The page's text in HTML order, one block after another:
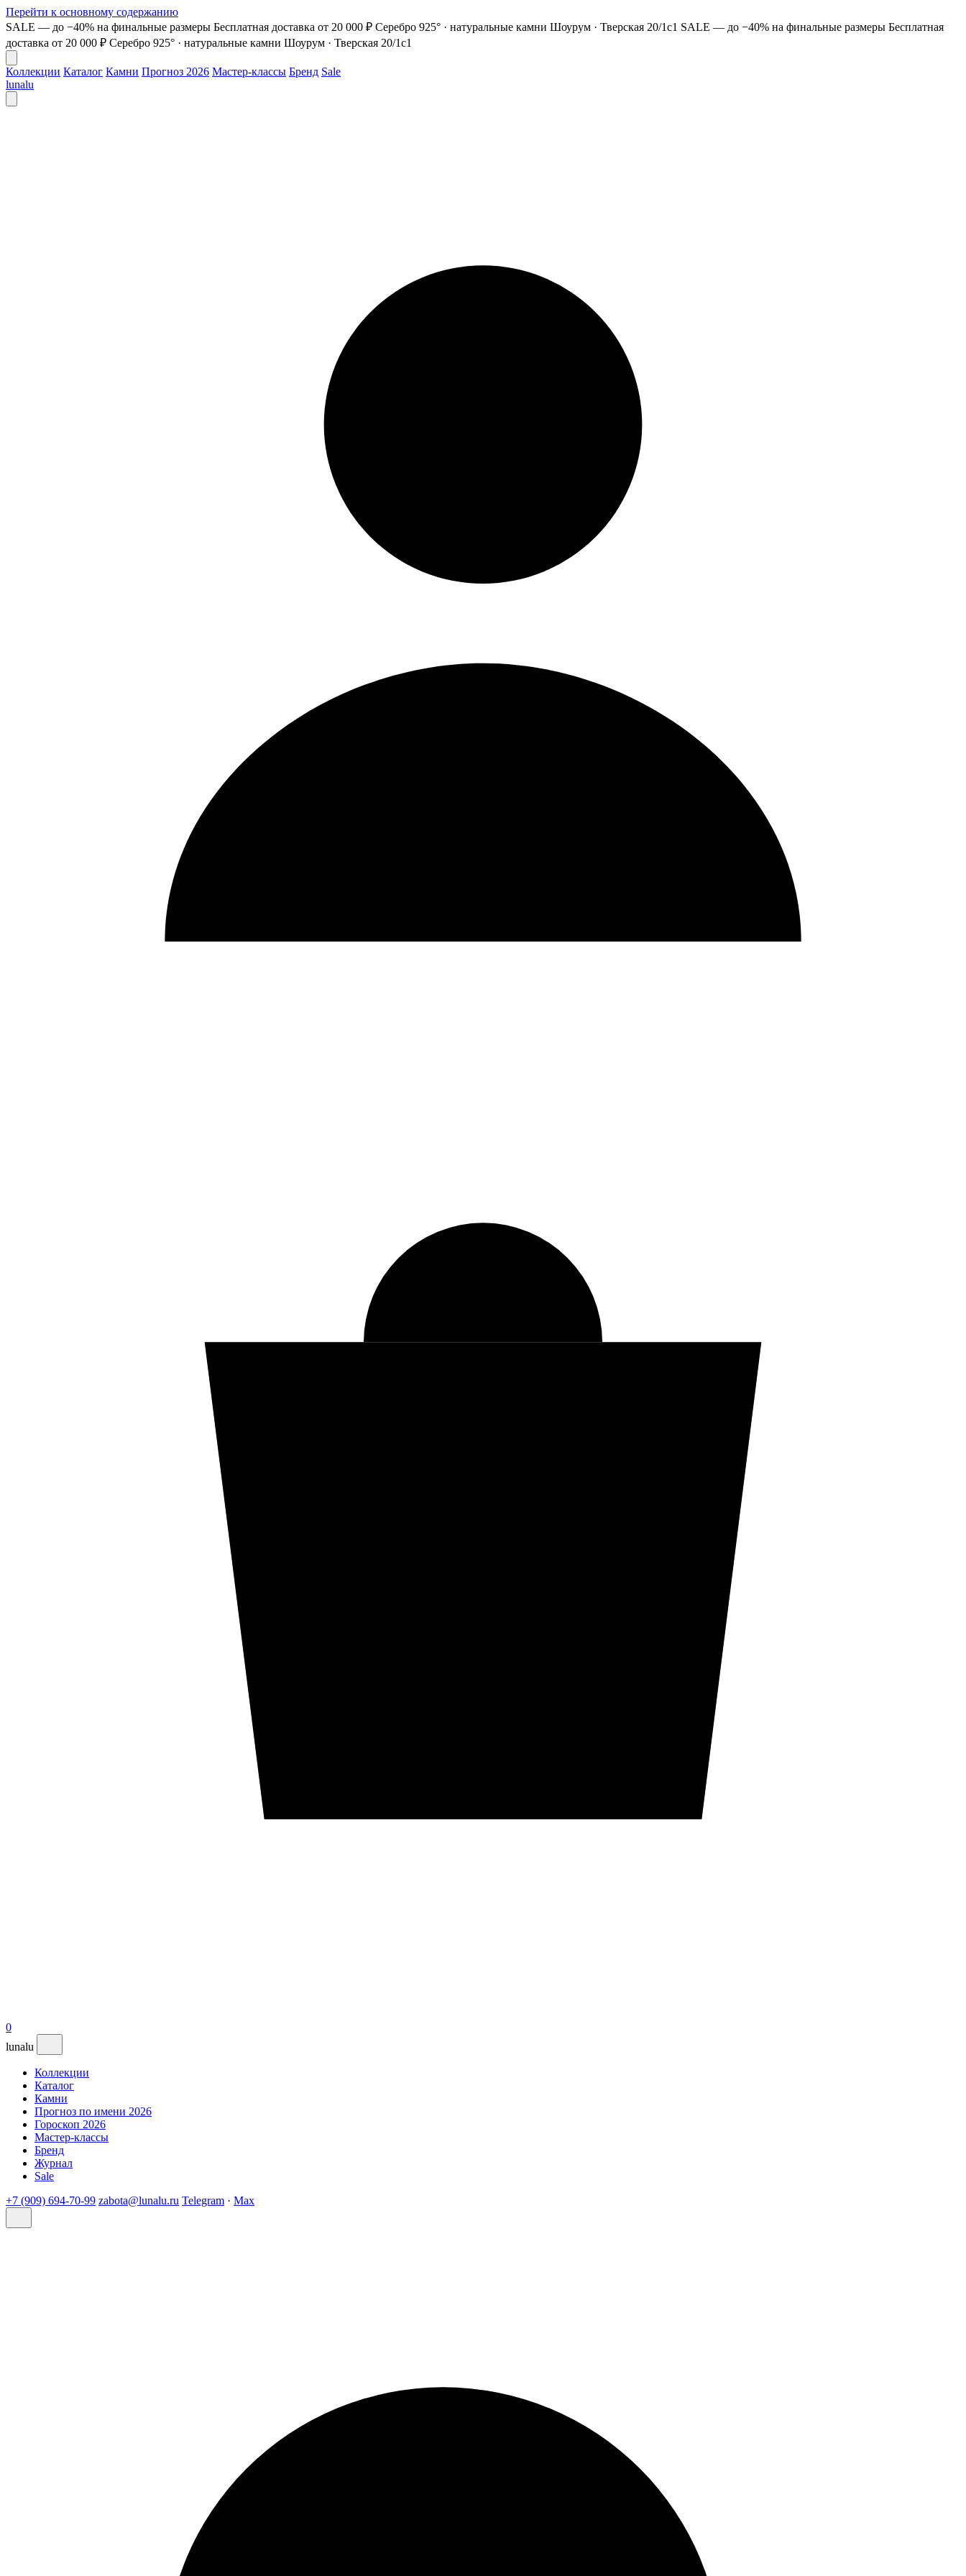
Перейти к основному содержанию
SALE — до −40% на финальные размеры Бесплатная доставка от 20 000 ₽ Серебро 925° · натуральные камни Шоурум · Тверская 20/1с1 SALE — до −40% на финальные размеры Бесплатная
доставка от 20 000 ₽ Серебро 925° · натуральные камни Шоурум · Тверская 20/1с1
Коллекции Каталог Камни Прогноз 2026 Мастер-классы Бренд Sale
lunalu
0
lunalu
Коллекции
Каталог
Камни
Прогноз по имени 2026
Гороскоп 2026
Мастер-классы
Бренд
Журнал
Sale
+7 (909) 694-70-99 zabota@lunalu.ru Telegram · Max